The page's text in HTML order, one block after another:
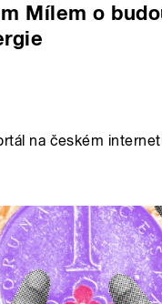
Mílem o
na českém